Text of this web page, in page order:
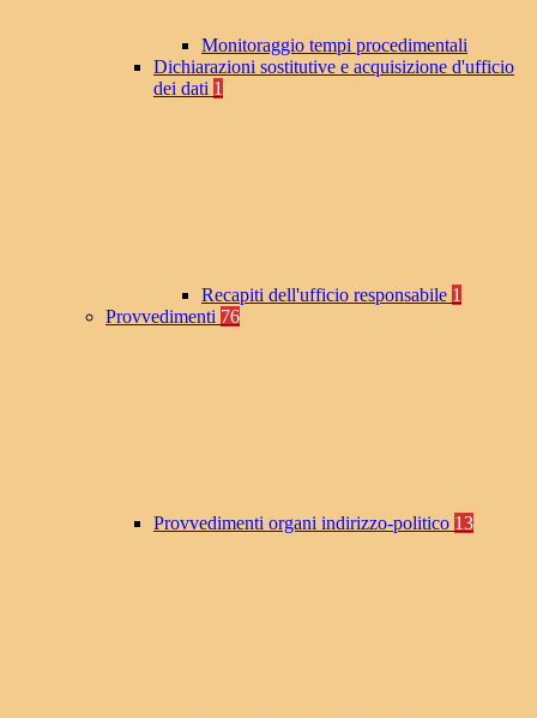
Monitoraggio tempi procedimentali
Dichiarazioni sostitutive e acquisizione d'ufficio
dei dati 1
Recapiti dell'ufficio responsabile 1
Provvedimenti 76
Provvedimenti organi indirizzo-politico 13